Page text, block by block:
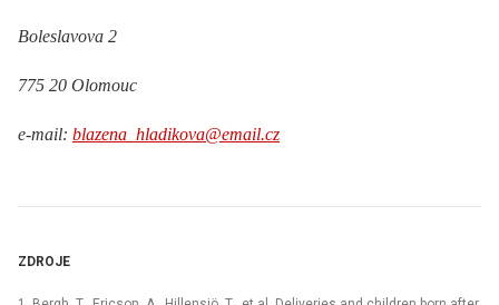
Boleslavova 2
775 20 Olomouc
e-mail: blazena_hladikova@email.cz
ZDROJE